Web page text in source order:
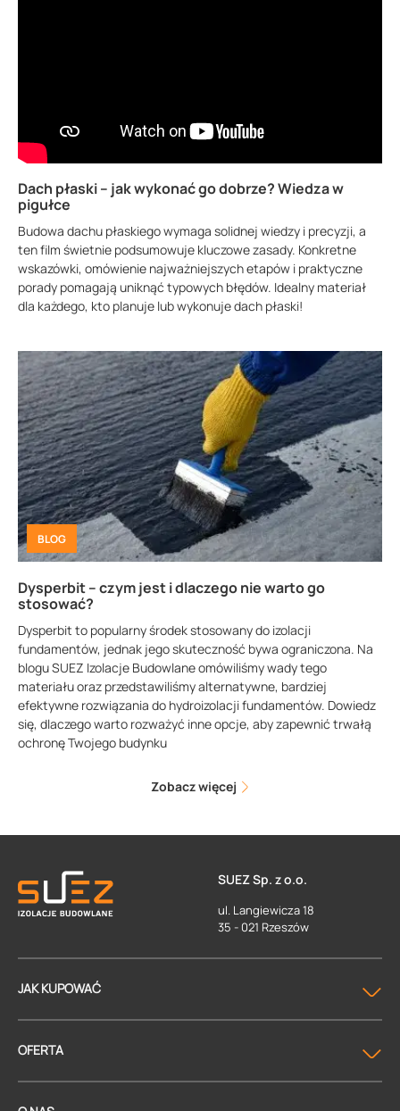
Dach płaski – jak wykonać go dobrze? Wiedza w
pigułce
Budowa dachu płaskiego wymaga solidnej wiedzy i precyzji, a
ten film świetnie podsumowuje kluczowe zasady. Konkretne
wskazówki, omówienie najważniejszych etapów i praktyczne
porady pomagają uniknąć typowych błędów. Idealny materiał
dla każdego, kto planuje lub wykonuje dach płaski!
BLOG
Dysperbit – czym jest i dlaczego nie warto go
stosować?
Dysperbit to popularny środek stosowany do izolacji
fundamentów, jednak jego skuteczność bywa ograniczona. Na
blogu SUEZ Izolacje Budowlane omówiliśmy wady tego
materiału oraz przedstawiliśmy alternatywne, bardziej
efektywne rozwiązania do hydroizolacji fundamentów. Dowiedz
się, dlaczego warto rozważyć inne opcje, aby zapewnić trwałą
ochronę Twojego budynku
Zobacz więcej
SUEZ Sp. z o.o.
ul. Langiewicza 18
35 - 021 Rzeszów
JAK KUPOWAĆ
OFERTA